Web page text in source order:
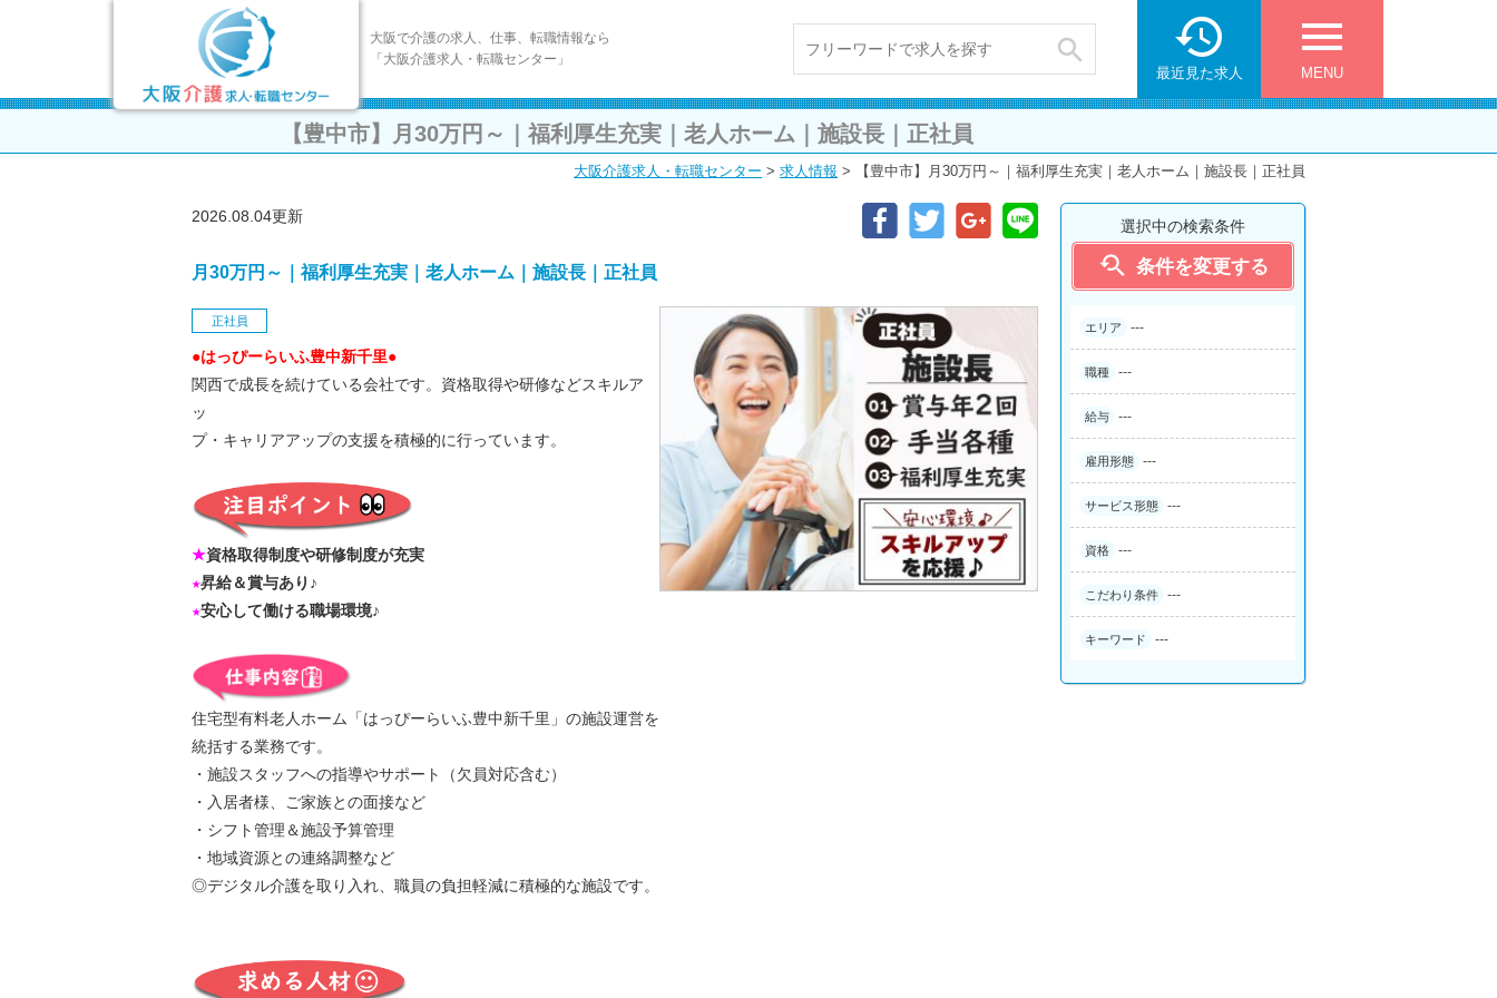
大阪で介護の求人、仕事、転職情報なら
「大阪介護求人・転職センター」
 menu
MENU

最近見た求人
【豊中市】月30万円～｜福利厚生充実｜老人ホーム｜施設長｜正社員
大阪介護求人・転職センター > 求人情報 > 【豊中市】月30万円～｜福利厚生充実｜老人ホーム｜施設長｜正社員
選択中の検索条件
 条件を変更する
エリア ---
職種 ---
給与 ---
雇用形態 ---
サービス形態 ---
資格 ---
こだわり条件 ---
キーワード ---
2026.08.04更新
月30万円～｜福利厚生充実｜老人ホーム｜施設長｜正社員
正社員
●はっぴーらいふ豊中新千里●
関西で成長を続けている会社です。資格取得や研修などスキルア
ッ
プ・キャリアアップの支援を積極的に行っています。
★資格取得制度や研修制度が充実
★昇給＆賞与あり♪
★安心して働ける職場環境♪
住宅型有料老人ホーム「はっぴーらいふ豊中新千里」の施設運営を
統括する業務です。
・施設スタッフへの指導やサポート（欠員対応含む）
・入居者様、ご家族との面接など
・シフト管理＆施設予算管理
・地域資源との連絡調整など
◎デジタル介護を取り入れ、職員の負担軽減に積極的な施設です。